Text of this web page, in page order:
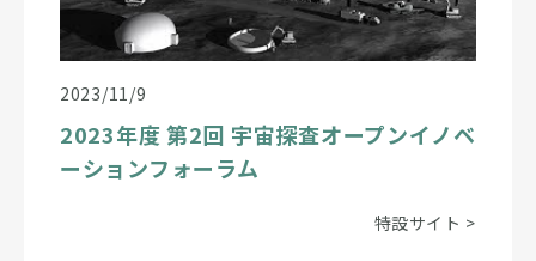
2023/11/9
2023年度 第2回 宇宙探査オープンイノベ
ーションフォーラム
特設サイト >